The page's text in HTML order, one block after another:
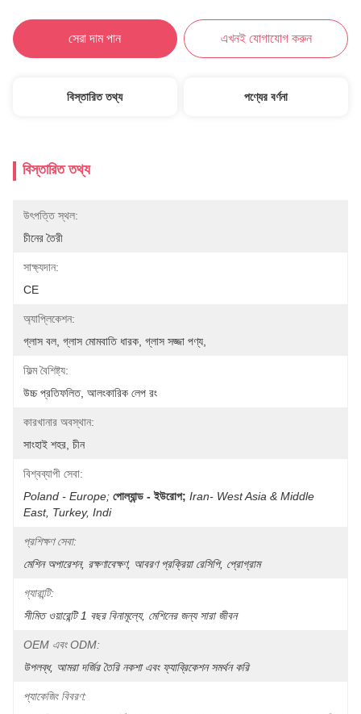
সেরা দাম পান এখনই যোগাযোগ করুন
বিস্তারিত তথ্য পণ্যের বর্ণনা
বিস্তারিত তথ্য
উৎপত্তি স্থল:
চীনের তৈরী
সাক্ষ্যদান:
CE
অ্যাপ্লিকেশন:
গ্লাস বল, গ্লাস মোমবাতি ধারক, গ্লাস সজ্জা পণ্য,
ফিল্ম বৈশিষ্ট্য:
উচ্চ প্রতিফলিত, আলংকারিক লেপ রং
কারখানার অবস্থান:
সাংহাই শহর, চীন
বিশ্বব্যাপী সেবা:
Poland - Europe; পোল্যান্ড - ইউরোপ; Iran- West Asia & Middle
East, Turkey, Indi
প্রশিক্ষণ সেবা:
মেশিন অপারেশন, রক্ষণাবেক্ষণ, আবরণ প্রক্রিয়া রেসিপি, প্রোগ্রাম
গ্যারান্টি:
সীমিত ওয়ারেন্টি 1 বছর বিনামূল্যে, মেশিনের জন্য সারা জীবন
OEM এবং ODM:
উপলব্ধ, আমরা দর্জির তৈরি নকশা এবং ফ্যাব্রিকেশন সমর্থন করি
প্যাকেজিং বিবরণ: